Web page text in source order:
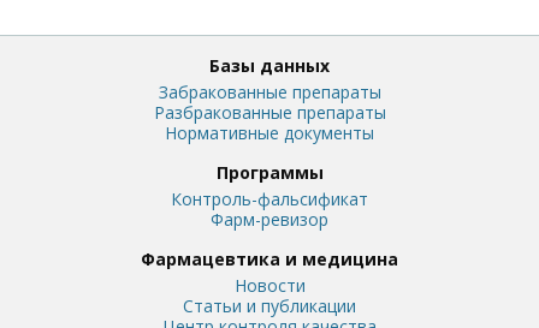
Базы данных
Забракованные препараты
Разбракованные препараты
Нормативные документы
Программы
Контроль-фальсификат
Фарм-ревизор
Фармацевтика и медицина
Новости
Статьи и публикации